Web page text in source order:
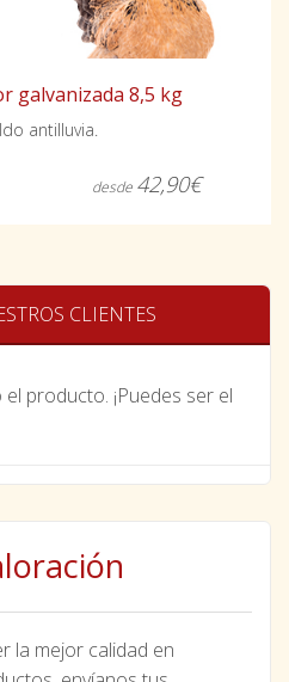
galvanizada 8,5 kg
antilluvia.
desde 42,90€
CLIENTES
producto. ¡Puedes ser el
la mejor calidad en